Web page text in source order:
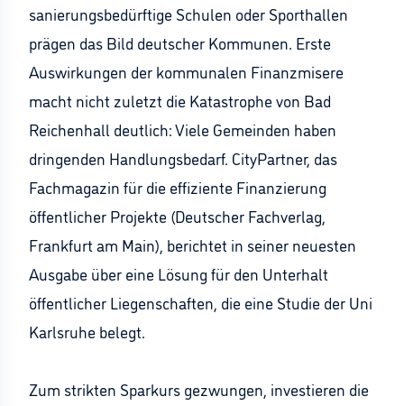
sanierungsbedürftige Schulen oder Sporthallen
prägen das Bild deutscher Kommunen. Erste
Auswirkungen der kommunalen Finanzmisere
macht nicht zuletzt die Katastrophe von Bad
Reichenhall deutlich: Viele Gemeinden haben
dringenden Handlungsbedarf. CityPartner, das
Fachmagazin für die effiziente Finanzierung
öffentlicher Projekte (Deutscher Fachverlag,
Frankfurt am Main), berichtet in seiner neuesten
Ausgabe über eine Lösung für den Unterhalt
öffentlicher Liegenschaften, die eine Studie der Uni
Karlsruhe belegt.
Zum strikten Sparkurs gezwungen, investieren die